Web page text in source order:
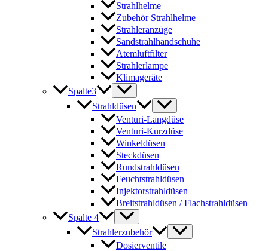
Strahlhelme
Zubehör Strahlhelme
Strahleranzüge
Sandstrahlhandschuhe
Atemluftfilter
Strahlerlampe
Klimageräte
Spalte3
Strahldüsen
Venturi-Langdüse
Venturi-Kurzdüse
Winkeldüsen
Steckdüsen
Rundstrahldüsen
Feuchtstrahldüsen
Injektorstrahldüsen
Breitstrahldüsen / Flachstrahldüsen
Spalte 4
Strahlerzubehör
Dosierventile